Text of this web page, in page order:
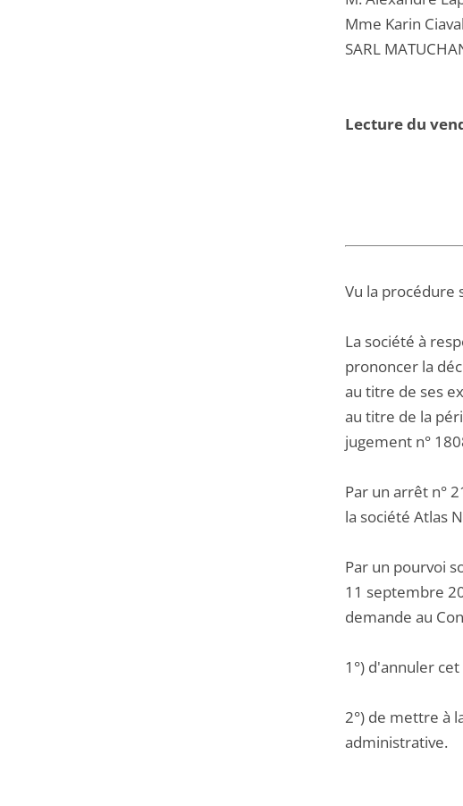
Mme Karin
SARL
Lecture du
Vu la procédure
La société à
prononcer la
au titre de ses
au titre de la
jugement n°
Par un arrêt n°
la société Atlas
Par un pourvoi
11 septembre
demande au
1°) d'annuler
2°) de mettre à
administrative.